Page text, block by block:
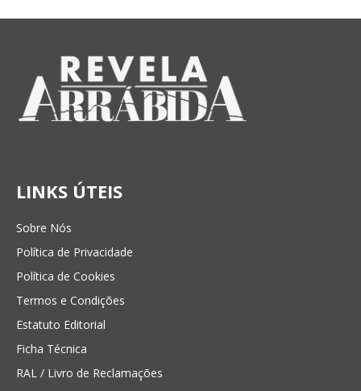
LINKS ÚTEIS
Sobre Nós
Política de Privacidade
Política de Cookies
Termos e Condições
Estatuto Editorial
Ficha Técnica
RAL / Livro de Reclamações